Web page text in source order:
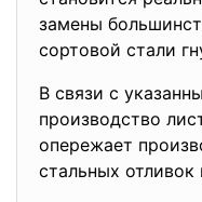
замены
сортовой стали
В связи с
производство
опережает
стальных